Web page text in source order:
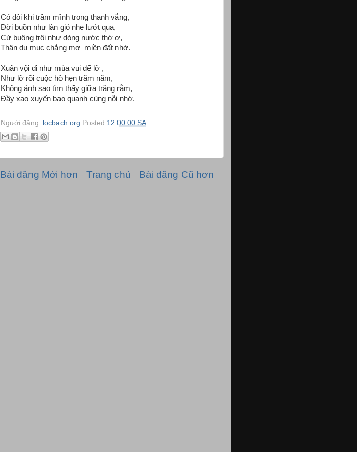
Có đôi khi trầm mình trong thanh vắng,
Đời buồn như làn gió nhẹ lướt qua,
Cứ buông trôi như dòng nước thờ ơ,
Thân du mục chẳng mơ miền đất nhớ.
Xuân vội đi như mùa vui để lỡ ,
Như lỡ rồi cuộc hò hẹn trăm năm,
Không ánh sao tìm thấy giữa trăng rằm,
Đầy xao xuyến bao quanh cùng nỗi nhớ.
Người đăng: locbach.org Posted 12:00:00 SA
Bài đăng Mới hơn Bài đăng Cũ hơn
Trang chủ